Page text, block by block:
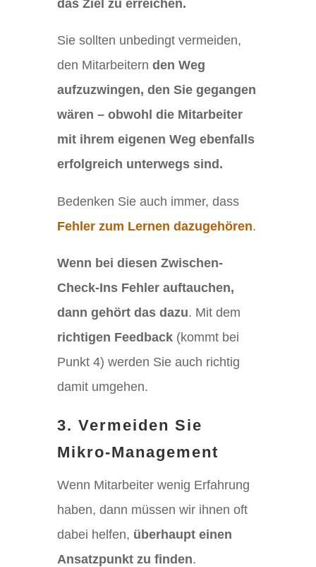
das Ziel zu erreichen.
Sie sollten unbedingt vermeiden,
den Mitarbeitern den Weg
aufzuzwingen, den Sie gegangen
wären – obwohl die Mitarbeiter
mit ihrem eigenen Weg ebenfalls
erfolgreich unterwegs sind.
Bedenken Sie auch immer, dass
Fehler zum Lernen dazugehören.
Wenn bei diesen Zwischen-
Check-Ins Fehler auftauchen,
dann gehört das dazu. Mit dem
richtigen Feedback(kommt bei
Punkt 4) werden Sie auch richtig
damit umgehen.
3. Vermeiden Sie
Mikro-Management
Wenn Mitarbeiter wenig Erfahrung
haben, dann müssen wir ihnen oft
dabei helfen, überhaupt einen
Ansatzpunkt zu finden.